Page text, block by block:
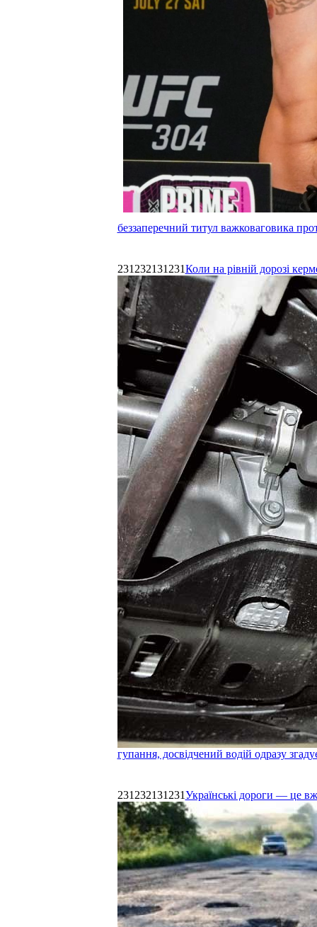
беззаперечний титул важковаговика
231232131231Коли на рівній дорозі
гупання, досвідчений водій одразу
231232131231Українські дороги — це